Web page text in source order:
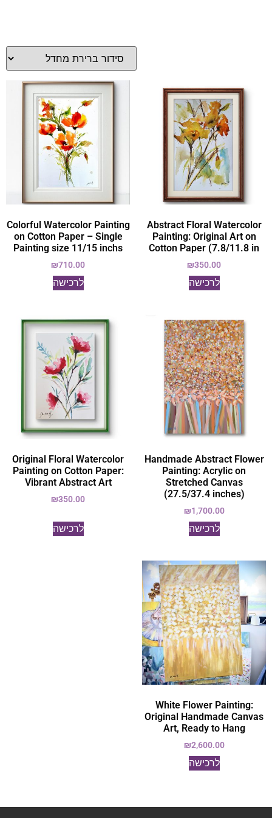
Abstract Floral Watercolor
Painting: Original Art on
Cotton Paper (7.8/11.8 in
₪350.00
לרכישה
Colorful Watercolor Painting
on Cotton Paper – Single
Painting size 11/15 inchs
₪710.00
לרכישה
Handmade Abstract Flower
Painting: Acrylic on
Stretched Canvas
(27.5/37.4 inches)
₪1,700.00
לרכישה
Original Floral Watercolor
Painting on Cotton Paper:
Vibrant Abstract Art
₪350.00
לרכישה
White Flower Painting:
Original Handmade Canvas
Art, Ready to Hang
₪2,600.00
לרכישה